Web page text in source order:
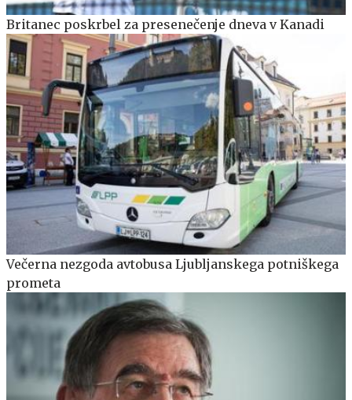
Britanec poskrbel za presenečenje dneva v Kanadi
Večerna nezgoda avtobusa Ljubljanskega potniškega
prometa